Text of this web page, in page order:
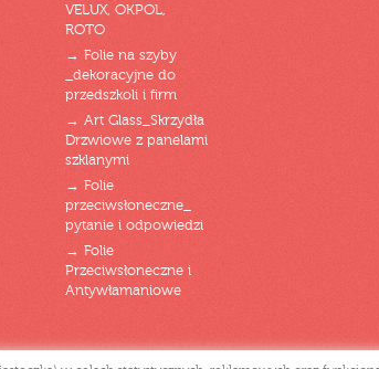
VELUX, OKPOL,
ROTO
→ Folie na szyby
_dekoracyjne do
przedszkoli i firm
→ Art Glass_Skrzydła
Drzwiowe z panelami
szklanymi
→ Folie
przeciwsłoneczne_
pytanie i odpowiedzi
→ Folie
Przeciwsłoneczne i
Antywłamaniowe